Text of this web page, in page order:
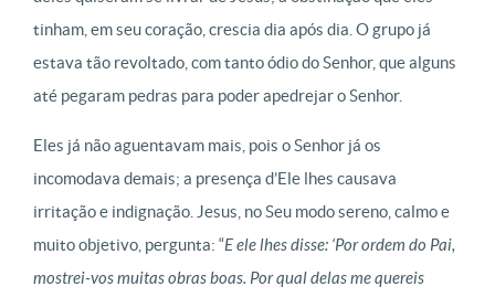
tinham, em seu coração, crescia dia após dia. O grupo já
estava tão revoltado, com tanto ódio do Senhor, que alguns
até pegaram pedras para poder apedrejar o Senhor.
Eles já não aguentavam mais, pois o Senhor já os
incomodava demais; a presença d’Ele lhes causava
irritação e indignação. Jesus, no Seu modo sereno, calmo e
muito objetivo, pergunta: “E ele lhes disse: ‘Por ordem do Pai,
mostrei-vos muitas obras boas. Por qual delas me quereis